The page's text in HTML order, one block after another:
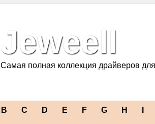
Jeweell
Самая полная коллекция драйверов
B C D E F G H